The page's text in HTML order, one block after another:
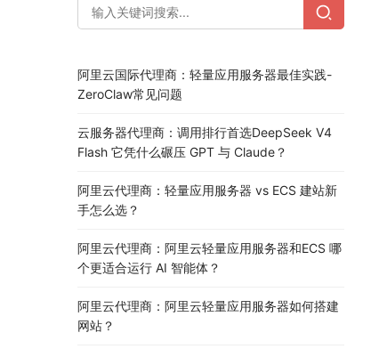
阿里云国际代理商：轻量应用服务器最佳实践-
ZeroClaw常见问题
云服务器代理商：调用排行首选DeepSeek V4
Flash 它凭什么碾压 GPT 与 Claude？
阿里云代理商：轻量应用服务器 vs ECS 建站新
手怎么选？
阿里云代理商：阿里云轻量应用服务器和ECS 哪
个更适合运行 AI 智能体？
阿里云代理商：阿里云轻量应用服务器如何搭建
网站？